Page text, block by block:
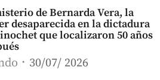
de Bernarda Vera, la
desaparecida en la dictadura
que localizaron 50 años
30/07/ 2026